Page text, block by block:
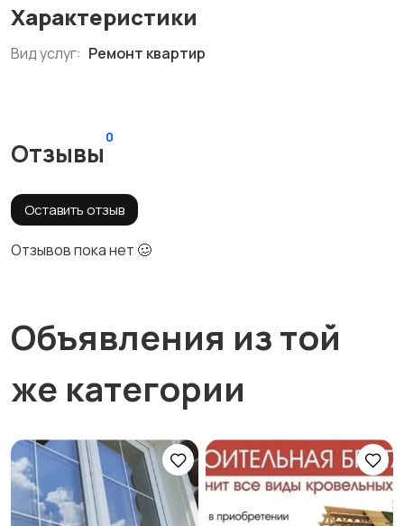
Характеристики
Вид услуг: Ремонт квартир
Отзывы
0
Оставить отзыв
Отзывов пока нет 🥴
Объявления из той
же категории